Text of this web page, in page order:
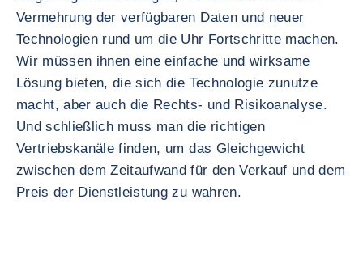
Vermehrung der verfügbaren Daten und neuer
Technologien rund um die Uhr Fortschritte machen.
Wir müssen ihnen eine einfache und wirksame
Lösung bieten, die sich die Technologie zunutze
macht, aber auch die Rechts- und Risikoanalyse.
Und schließlich muss man die richtigen
Vertriebskanäle finden, um das Gleichgewicht
zwischen dem Zeitaufwand für den Verkauf und dem
Preis der Dienstleistung zu wahren.